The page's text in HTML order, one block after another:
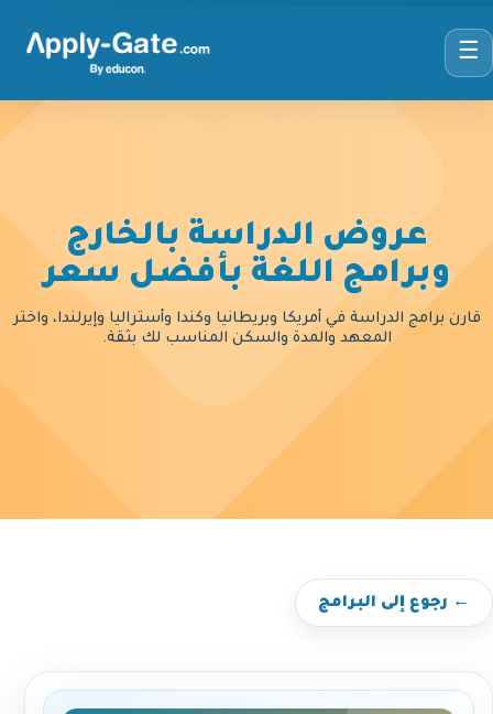
☰
عروض الدراسة بالخارج
وبرامج اللغة بأفضل سعر
قارن برامج الدراسة في أمريكا وبريطانيا وكندا وأستراليا وإيرلندا، واختر
المعهد والمدة والسكن المناسب لك بثقة.
← رجوع إلى البرامج